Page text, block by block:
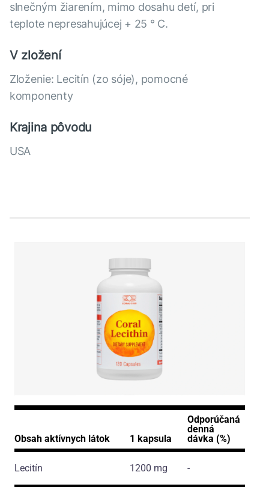
slnečným žiarením, mimo dosahu detí, pri
teplote nepresahujúcej + 25 ° C.
V zložení
Zloženie: Lecitín (zo sóje), pomocné
komponenty
Krajina pôvodu
USA
Obsah aktívnych látok 1 kapsula
Odporúčaná
denná
dávka (%)
Lecitín 1200 mg -